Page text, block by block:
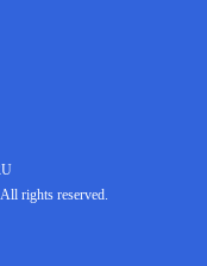
rights reserved.